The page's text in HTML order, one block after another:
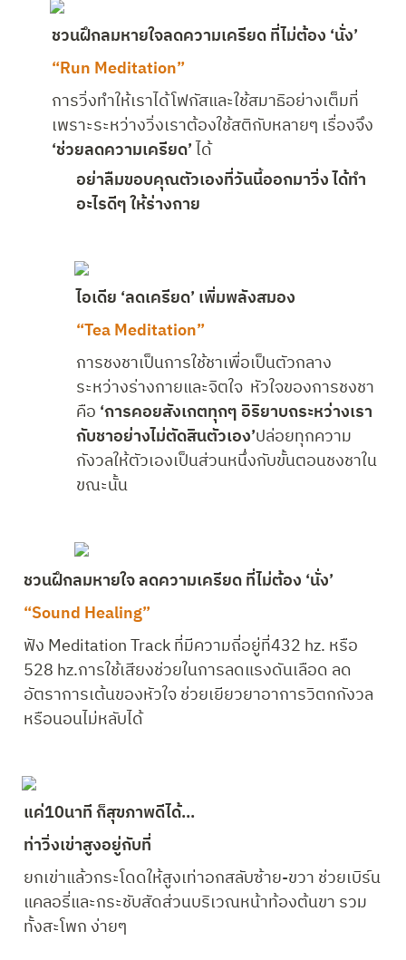
ชวนฝึกลมหายใจลดความเครียด ที่ไม่ต้อง ‘นั่ง’
“Run Meditation”
การวิ่งทำให้เราได้โฟกัสและใช้สมาธิอย่างเต็มที่
‘ช่วยลดความเครียด’ ได้
อย่าลืมขอบคุณตัวเองที่วันนี้ออกมาวิ่ง ได้ทำ
อะไรดีๆ ให้ร่างกาย
ไอเดีย ‘ลดเครียด’ เพิ่มพลังสมอง
“Tea Meditation”
การชงชาเป็นการใช้ชาเพื่อเป็นตัวกลาง
ระหว่างร่างกายและจิตใจ  หัวใจของการชงชา
คือ ‘การคอยสังเกตทุกๆ อิริยาบถระหว่างเรา
กับชาอย่างไม่ตัดสินตัวเอง’ปล่อยทุกความ
กังวลให้ตัวเองเป็นส่วนหนึ่งกับขั้นตอนชงชาใน
ขณะนั้น
ชวนฝึกลมหายใจ ลดความเครียด ที่ไม่ต้อง ‘นั่ง’
“Sound Healing”
ฟัง Meditation Track ที่มีความถี่อยู่ที่432 hz. หรือ
528 hz.การใช้เสียงช่วยในการลดแรงดันเลือด ลด
อัตราการเต้นของหัวใจ ช่วยเยียวยาอาการวิตกกังวล
หรือนอนไม่หลับได้
แค่10นาที ก็สุขภาพดีได้...
ท่าวิ่งเข่าสูงอยู่กับที่
ยกเข่าแล้วกระโดดให้สูงเท่าอกสลับซ้าย-ขวา ช่วยเบิร์น
แคลอรี่และกระชับสัดส่วนบริเวณหน้าท้องต้นขา รวม
ทั้งสะโพก ง่ายๆ